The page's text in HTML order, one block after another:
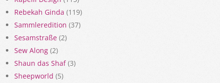
Rebekah Ginda (119)
Sammleredition (37)
Sesamstraße (2)
Sew Along (2)
Shaun das Shaf(3)
Sheepworld (5)